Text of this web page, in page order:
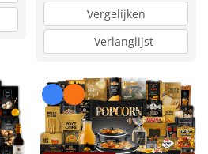
Vergelijken
Verlanglijst